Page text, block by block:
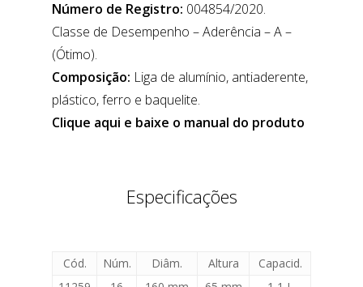
Número de Registro: 004854/2020.
Classe de Desempenho – Aderência – A –
(Ótimo).
Composição: Liga de alumínio, antiaderente,
plástico, ferro e baquelite.
Clique aqui e baixe o manual do produto
Especificações
Cód. Núm. Diâm. Altura
Capacid.